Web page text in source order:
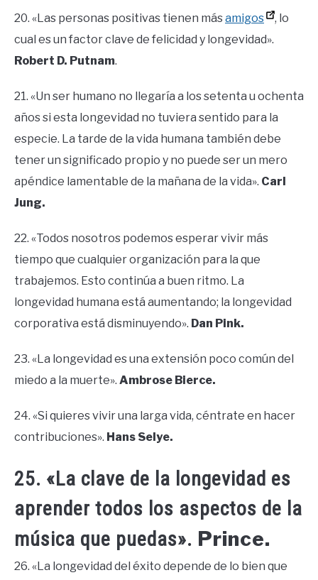
20. «Las personas positivas tienen másamigos
, lo
cual es un factor clave de felicidad y longevidad».
Robert D. Putnam.
21. «Un ser humano no llegaría a los setenta u ochenta
años si esta longevidad no tuviera sentido para la
especie. La tarde de la vida humana también debe
tener un significado propio y no puede ser un mero
apéndice lamentable de la mañana de la vida». Carl
Jung.
22. «Todos nosotros podemos esperar vivir más
tiempo que cualquier organización para la que
trabajemos. Esto continúa a buen ritmo. La
longevidad humana está aumentando; la longevidad
corporativa está disminuyendo». Dan Pink.
23. «La longevidad es una extensión poco común del
miedo a la muerte». Ambrose Bierce.
24. «Si quieres vivir una larga vida, céntrate en hacer
contribuciones». Hans Selye.
25. «La clave de la longevidad es
aprender todos los aspectos de la
música que puedas». Prince.
26. «La longevidad del éxito depende de lo bien que